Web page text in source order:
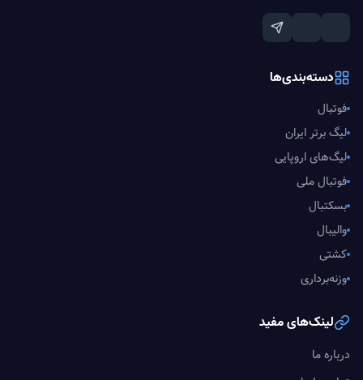
دسته‌بندی‌ها
فوتبال
لیگ برتر ایران
لیگ‌های اروپایی
فوتبال ملی
بسکتبال
والیبال
کشتی
وزنه‌برداری
لینک‌های مفید
درباره ما